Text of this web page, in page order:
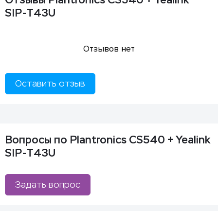
SIP-T43U
Отзывов нет
Оставить отзыв
Вопросы по Plantronics CS540 + Yealink
SIP-T43U
Задать вопрос